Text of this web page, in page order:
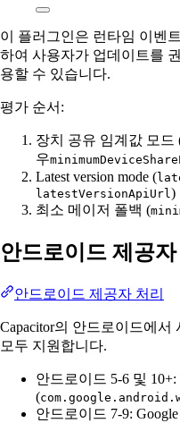
이 플러그인은 런타임 이벤
하여 사용자가 업데이트를
용할 수 있습니다.
평가 순서:
장치 공유 임계값 모드
우
Latest version mode (
latestVersionApiUrl)
최소 메이저 폴백 (
안드로이드 제공자
안드로이드 제공자 처리
Capacitor의 안드로이드에서
모두 지원합니다.
안드로이드 5-6 및
(
안드로이드 7-9: Google